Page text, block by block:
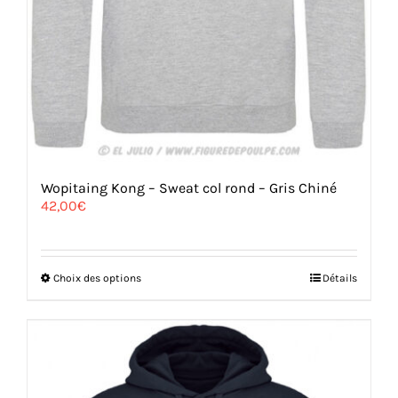
Wopitaing Kong – Sweat col rond – Gris Chiné
42,00€
Choix des optionsCe
plusieurs
variations.
Les
options
Détails